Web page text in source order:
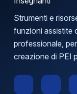
Strumenti e
funzioni assistite
professionale,
creazione di PEI